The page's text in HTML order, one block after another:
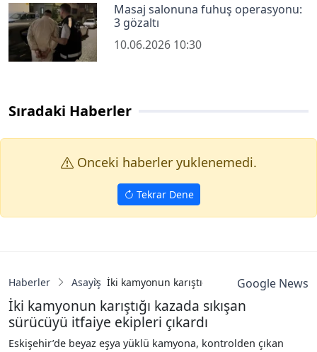
Masaj salonuna fuhuş operasyonu:
3 gözaltı
10.06.2026 10:30
Sıradaki Haberler
Onceki haberler yuklenemedi.
Tekrar Dene
Haberler Asayiş İki kamyonun karıştığı kazada sıkışan
Google News
İki kamyonun karıştığı kazada sıkışan
sürücüyü itfaiye ekipleri çıkardı
Eskişehir’de beyaz eşya yüklü kamyona, kontrolden çıkan